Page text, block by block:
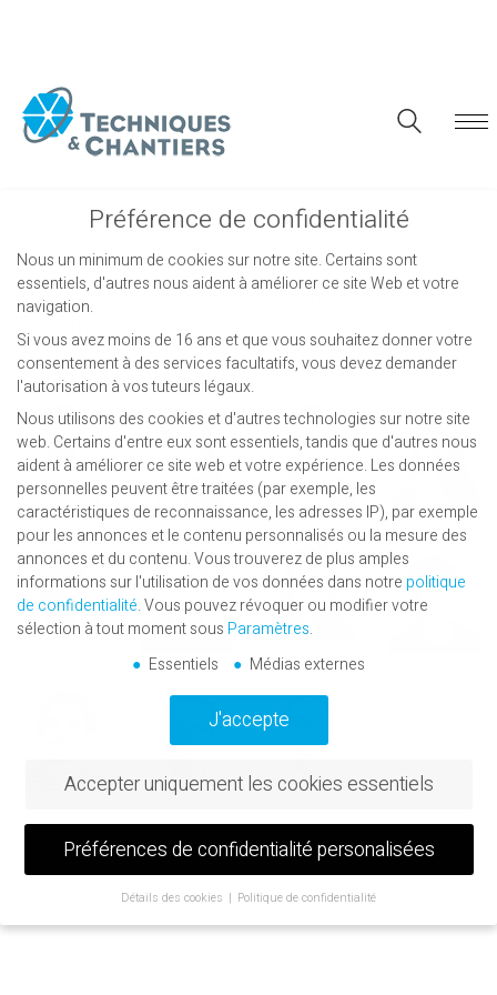
Équipe
Tous Administration
Travaux
Numérique
Toulouse
Associés
Préférence de confidentialité
Nous un minimum de cookies sur notre site. Certains sont
essentiels, d'autres nous aident à améliorer ce site Web et votre
navigation.
Si vous avez moins de 16 ans et que vous souhaitez donner votre
consentement à des services facultatifs, vous devez demander
l'autorisation à vos tuteurs légaux.
Nous utilisons des cookies et d'autres technologies sur notre site
web. Certains d'entre eux sont essentiels, tandis que d'autres nous
aident à améliorer ce site web et votre expérience. Les données
personnelles peuvent être traitées (par exemple, les
caractéristiques de reconnaissance, les adresses IP), par exemple
pour les annonces et le contenu personnalisés ou la mesure des
annonces et du contenu.Vous trouverez de plus amples
informations sur l'utilisation de vos données dans notre politique
de confidentialité.Vous pouvez révoquer ou modifier votre
sélection à tout moment sous Paramètres.
Essentiels
Médias externes
J'accepte
Accepter uniquement les cookies essentiels
Préférences de confidentialité personalisées
Détails des cookies Politique de confidentialité
Préférence de confidentialité